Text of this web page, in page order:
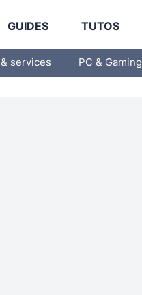
GUIDES TUTOS
services PC & Gaming